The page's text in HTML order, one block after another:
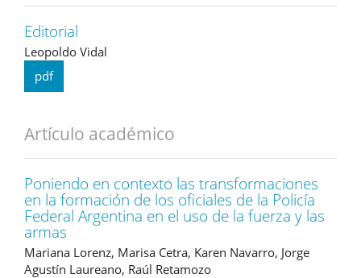
Editorial
Leopoldo Vidal
pdf
Artículo académico
Poniendo en contexto las transformaciones
en la formación de los oficiales de la Policía
Federal Argentina en el uso de la fuerza y las
armas
Mariana Lorenz, Marisa Cetra, Karen Navarro, Jorge
Agustín Laureano, Raúl Retamozo